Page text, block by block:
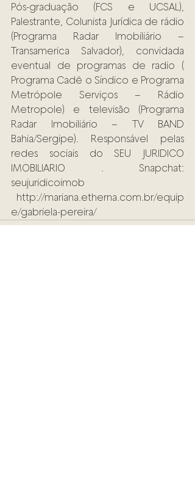
Pós-graduação (FCS e UCSAL),
Palestrante, Colunista Jurídica de rádio
(Programa Radar Imobiliário –
Transamerica Salvador), convidada
eventual de programas de radio (
Programa Cadê o Síndico e Programa
Metrópole Serviços – Rádio
Metropole) e televisão (Programa
Radar Imobiliário – TV BAND
Bahia/Sergipe). Responsável pelas
redes sociais do SEU JURIDICO
IMOBILIARIO . Snapchat:
seujuridicoimob
http://mariana.etherna.com.br/equip
e/gabriela-pereira/